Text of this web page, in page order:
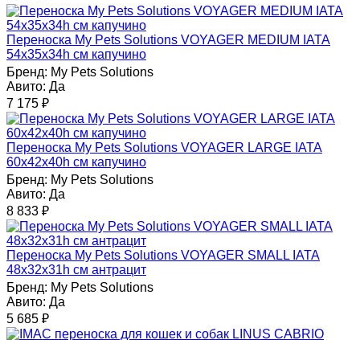
Переноска My Pets Solutions VOYAGER MEDIUM IATA
54x35x34h см капучино
Бренд: My Pets Solutions
Авито: Да
7 175 ₽
Переноска My Pets Solutions VOYAGER LARGE IATA
60x42x40h см капучино
Бренд: My Pets Solutions
Авито: Да
8 833 ₽
Переноска My Pets Solutions VOYAGER SMALL IATA
48x32x31h см антрацит
Бренд: My Pets Solutions
Авито: Да
5 685 ₽